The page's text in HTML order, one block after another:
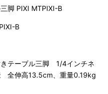
B
きテーブル三脚 1/4インチネ
全伸高13.5cm、重量0.19kg